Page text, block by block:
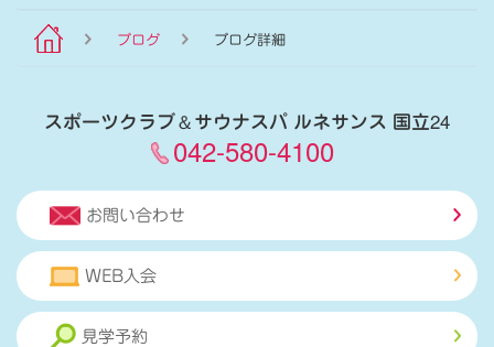
ブログ ブログ詳細
スポーツクラブ＆サウナスパ ルネサンス 国立24
042-580-4100
お問い合わせ
WEB入会
見学予約